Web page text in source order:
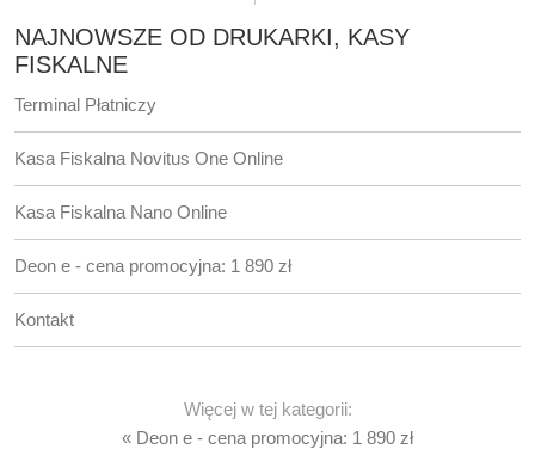
NAJNOWSZE OD DRUKARKI, KASY
FISKALNE
Terminal Płatniczy
Kasa Fiskalna Novitus One Online
Kasa Fiskalna Nano Online
Deon e - cena promocyjna: 1 890 zł
Kontakt
Więcej w tej kategorii:
« Deon e - cena promocyjna: 1 890 zł